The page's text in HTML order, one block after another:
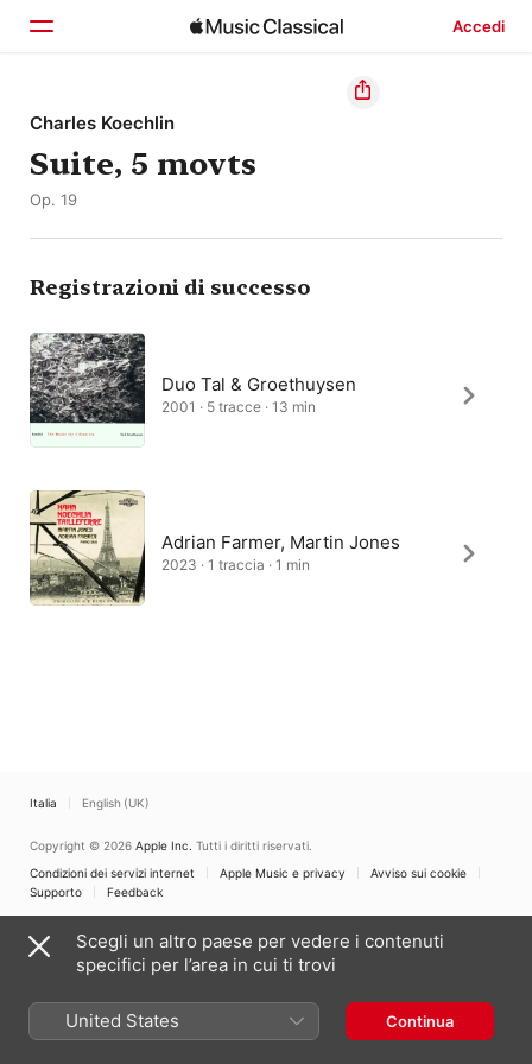
Accedi
Home
Scopri
Charles Koechlin
Suite, 5 movts
Op. 19
Registrazioni di successo
Duo Tal & Groethuysen
2001 · 5 tracce · 13 min
Adrian Farmer, Martin Jones
2023 · 1 traccia · 1 min
Italia English (UK)
Copyright © 2026 Apple Inc. Tutti i diritti riservati.
Condizioni dei servizi internet
Apple Music e privacy
Avviso sui cookie
Supporto
Feedback
Scegli un altro paese per vedere i contenuti
specifici per l’area in cui ti trovi
United States Continua